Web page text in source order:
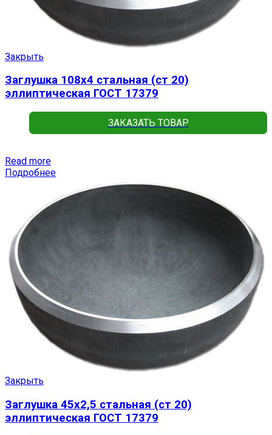
Закрыть
Заглушка 108х4 стальная (ст 20)
эллиптическая ГОСТ 17379
ЗАКАЗАТЬ ТОВАР
Read more
Подробнее
Закрыть
Заглушка 45х2,5 стальная (ст 20)
эллиптическая ГОСТ 17379